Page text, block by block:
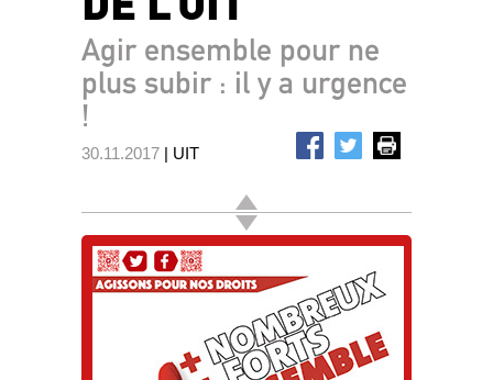
Agir ensemble pour ne
plus subir : il y a urgence
!
30.11.2017 | UIT